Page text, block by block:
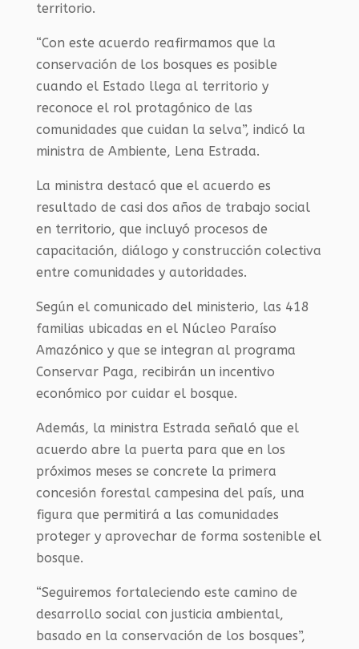
territorio.
“Con este acuerdo reafirmamos que la
conservación de los bosques es posible
cuando el Estado llega al territorio y
reconoce el rol protagónico de las
comunidades que cuidan la selva”, indicó la
ministra de Ambiente, Lena Estrada.
La ministra destacó que el acuerdo es
resultado de casi dos años de trabajo social
en territorio, que incluyó procesos de
capacitación, diálogo y construcción colectiva
entre comunidades y autoridades.
Según el comunicado del ministerio, las 418
familias ubicadas en el Núcleo Paraíso
Amazónico y que se integran al programa
Conservar Paga, recibirán un incentivo
económico por cuidar el bosque.
Además, la ministra Estrada señaló que el
acuerdo abre la puerta para que en los
próximos meses se concrete la primera
concesión forestal campesina del país, una
figura que permitirá a las comunidades
proteger y aprovechar de forma sostenible el
bosque.
“Seguiremos fortaleciendo este camino de
desarrollo social con justicia ambiental,
basado en la conservación de los bosques”,